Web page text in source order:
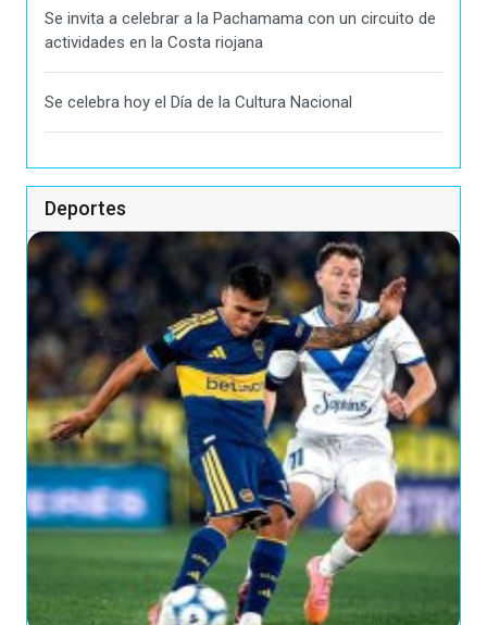
Se invita a celebrar a la Pachamama con un circuito de
actividades en la Costa riojana
Se celebra hoy el Día de la Cultura Nacional
Deportes